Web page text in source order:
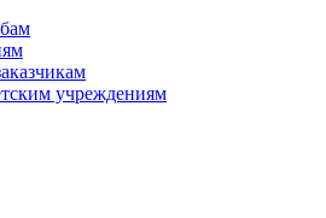
учреждениям